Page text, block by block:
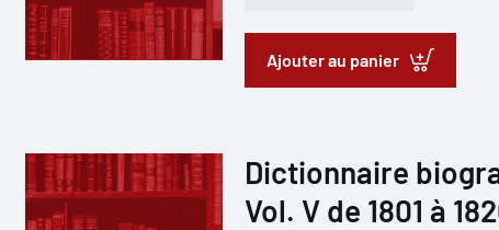
Ajouter au panier
Dictionnaire
Vol. V de 1801 à